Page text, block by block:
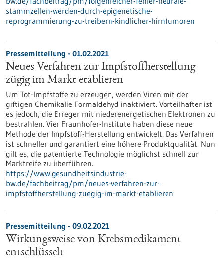
stammzellen-werden-durch-epigenetische-
reprogrammierung-zu-treibern-kindlicher-hirntumoren
Pressemitteilung - 01.02.2021
Neues Verfahren zur Impfstoffherstellung
zügig im Markt etablieren
Um Tot-Impfstoffe zu erzeugen, werden Viren mit der
giftigen Chemikalie Formaldehyd inaktiviert. Vorteilhafter ist
es jedoch, die Erreger mit niederenergetischen Elektronen zu
bestrahlen. Vier Fraunhofer-Institute haben diese neue
Methode der Impfstoff-Herstellung entwickelt. Das Verfahren
ist schneller und garantiert eine höhere Produktqualität. Nun
gilt es, die patentierte Technologie möglichst schnell zur
Marktreife zu überführen.
https://www.gesundheitsindustrie-
bw.de/fachbeitrag/pm/neues-verfahren-zur-
impfstoffherstellung-zuegig-im-markt-etablieren
Pressemitteilung - 09.02.2021
Wirkungsweise von Krebsmedikament
entschlüsselt